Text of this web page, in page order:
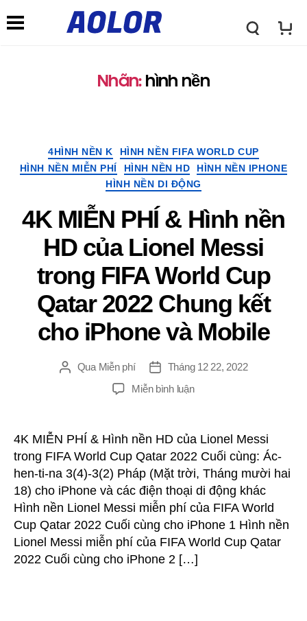
L
o
o
l
o
Nhãn: hình nền
Thể
loại
4HÌNH NỀN K
HÌNH NỀN FIFA WORLD CUP
HÌNH NỀN MIỄN PHÍ
HÌNH NỀN HD
HÌNH NỀN IPHONE
HÌNH NỀN DI ĐỘNG
4K MIỄN PHÍ & Hình nền
HD của Lionel Messi
trong FIFA World Cup
Qatar 2022 Chung kết
cho iPhone và Mobile
ĐăngQua Miễn phí
Ngay
gưỉ
Tháng 12 22, 2022
Miễn bình luậnTRÊN
PHÍ
Hình
nền
HD
của
Lionel
Messi
trong
FIFA
4K MIỄN PHÍ & Hình nền HD của Lionel Messi
trong FIFA World Cup Qatar 2022 Cuối cùng: Ác-
hen-ti-na 3(4)-3(2) Pháp (Mặt trời, Tháng mười hai
18) cho iPhone và các điện thoại di động khác
Hình nền Lionel Messi miễn phí của FIFA World
Cup Qatar 2022 Cuối cùng cho iPhone 1 Hình nền
Lionel Messi miễn phí của FIFA World Cup Qatar
2022 Cuối cùng cho iPhone 2 […]